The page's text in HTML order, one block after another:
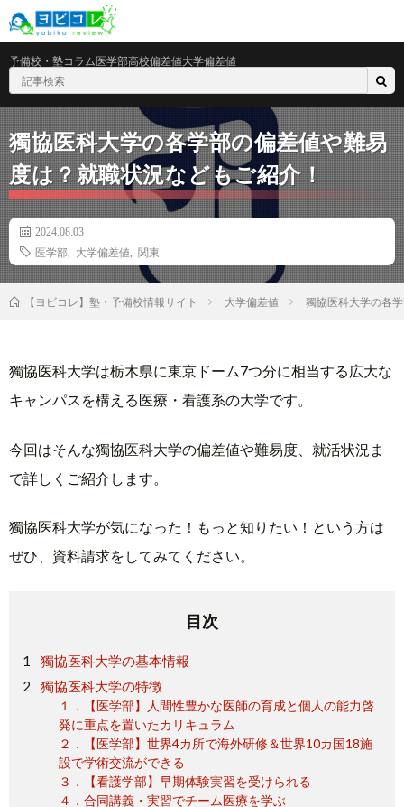
予備校・塾コラム医学部高校偏差値大学偏差値
獨協医科大学の各学部の偏差値や難易
度は？就職状況などもご紹介！
2024.08.03
医学部
大学偏差値 関東
【ヨビコレ】塾・予備校情報サイト 大学偏差値 獨協医科大学の各
獨協医科大学は栃木県に東京ドーム7つ分に相当する広大な
キャンパスを構える医療・看護系の大学です。
今回はそんな獨協医科大学の偏差値や難易度、就活状況ま
で詳しくご紹介します。
獨協医科大学が気になった！もっと知りたい！という方は
ぜひ、資料請求をしてみてください。
目次
獨協医科大学の基本情報
獨協医科大学の特徴
１．【医学部】人間性豊かな医師の育成と個人の能力啓
発に重点を置いたカリキュラム
２．【医学部】世界4カ所で海外研修＆世界10カ国18施
設で学術交流ができる
３．【看護学部】早期体験実習を受けられる
４．合同講義・実習でチーム医療を学ぶ